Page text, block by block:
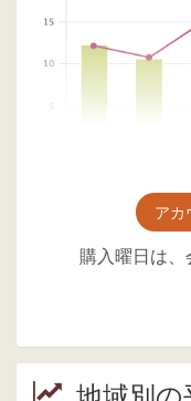
アカ
購入曜日は